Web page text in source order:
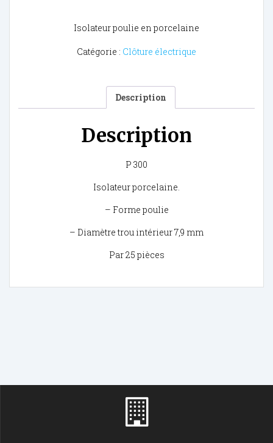
Isolateur poulie en porcelaine
Catégorie : Clôture électrique
Description
Description
P 300
Isolateur porcelaine.
– Forme poulie
– Diamètre trou intérieur 7,9 mm
Par 25 pièces